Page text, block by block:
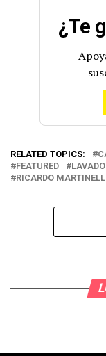
¿Te
RELATED TOPICS:
FEATURED
RICARDO